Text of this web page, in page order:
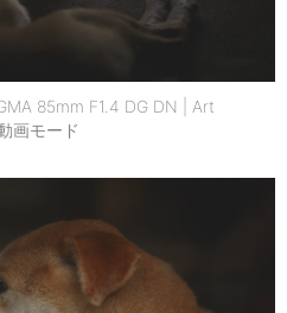
85mm F1.4 DG DN | Art
画モード